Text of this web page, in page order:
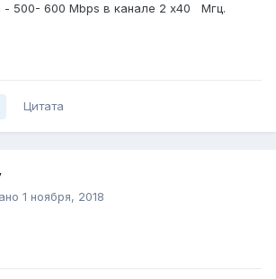
- 500- 600 Mbps в канале 2 x40 Мгц.
Цитата
1 ноября, 2018